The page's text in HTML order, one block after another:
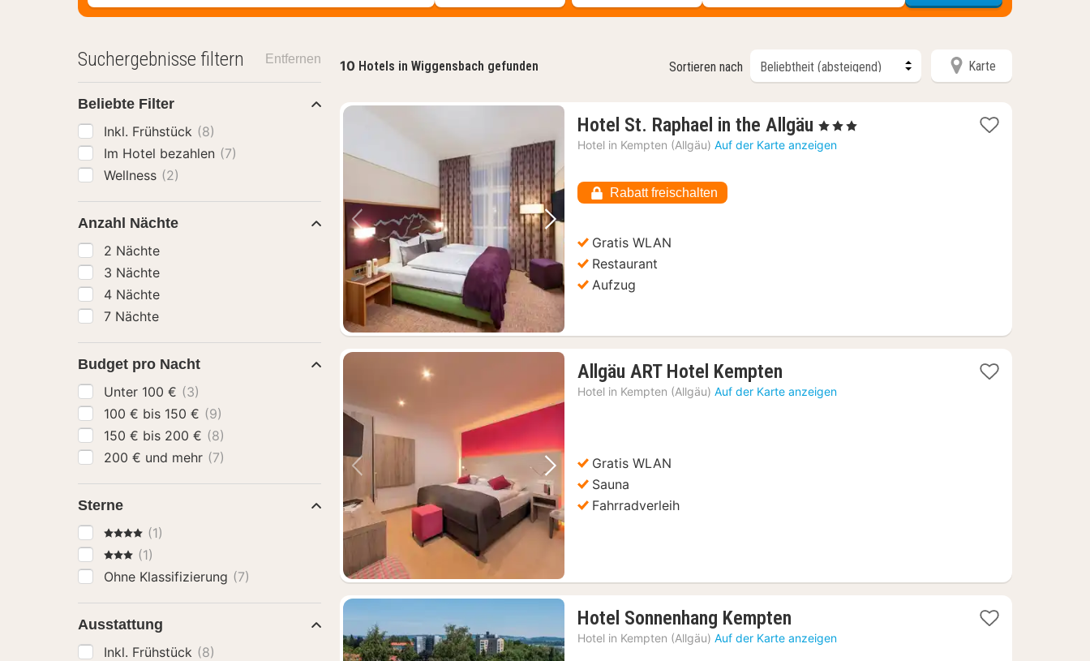
10 Hotels in Wiggensbach gefunden Sortieren nach Karte
Vorheriges Bild Nächstes Bild
Hotel St. Raphael in the Allgäu 1
Nacht
, 3 Sterne
Hotel in Kempten (Allgäu) Auf der Karte anzeigen
Rabatt freischalten
Gratis WLAN
Restaurant
Aufzug
Vorheriges Bild Nächstes Bild
Allgäu ART Hotel Kempten
Nacht
Hotel in Kempten (Allgäu) Auf der Karte anzeigen
Gratis WLAN
Sauna
Fahrradverleih
Hotel Sonnenhang Kempten
Nacht
Hotel in Kempten (Allgäu) Auf der Karte anzeigen
Suchergebnisse filtern Entfernen
Beliebte Filter
Inkl. Frühstück (8)
Im Hotel bezahlen (7)
Wellness (2)
Anzahl Nächte
2 Nächte
3 Nächte
4 Nächte
7 Nächte
Budget pro Nacht
Unter 100 € (3)
100 € bis 150 € (9)
150 € bis 200 € (8)
200 € und mehr (7)
Sterne
4 Sterne(1)
3 Sterne
(1)
Ohne Klassifizierung (7)
Ausstattung
Inkl. Frühstück (8)